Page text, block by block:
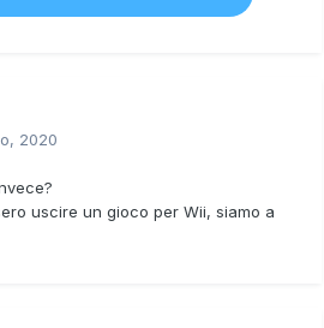
2020
uscire un gioco per Wii, siamo a